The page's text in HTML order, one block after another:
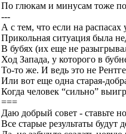
По глюкам и минусам тоже
---
А с тем, что если на
Прикольная ситуация была
В бубях (их еще не
Ход Запада, у которого в
То-то же. И ведь это не
Или вот еще одна старая-
Когда человек “сильно”
===
Даю добрый совет - ставьте
Все старые результаты